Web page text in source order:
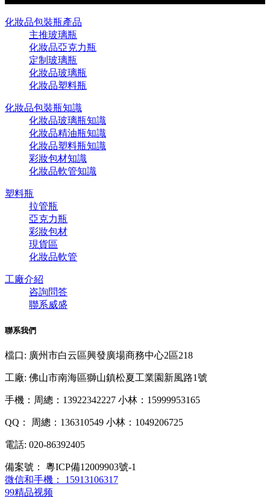
化妝品包裝瓶產品
主推玻璃瓶
化妝品亞克力瓶
定制玻璃瓶
化妝品玻璃瓶
化妝品塑料瓶
化妝品包裝瓶知識
化妝品玻璃瓶知識
化妝品精油瓶知識
化妝品塑料瓶知識
彩妝包材知識
化妝品軟管知識
塑料瓶
拉管瓶
亞克力瓶
彩妝包材
現貨區
化妝品軟管
工廠介紹
咨詢問答
聯系威盛
聯系我們
檔口: 廣州市白云區興發廣場商務中心2區218
工廠: 佛山市南海區獅山鎮松夏工業園新風路1號
手機：周總：13922342227 小林：15999953165
QQ： 周總：136310549 小林：1049206725
電話: 020-86392405
備案號： 粵ICP備12009903號-1
微信和手機：
15913106317
99精品视频